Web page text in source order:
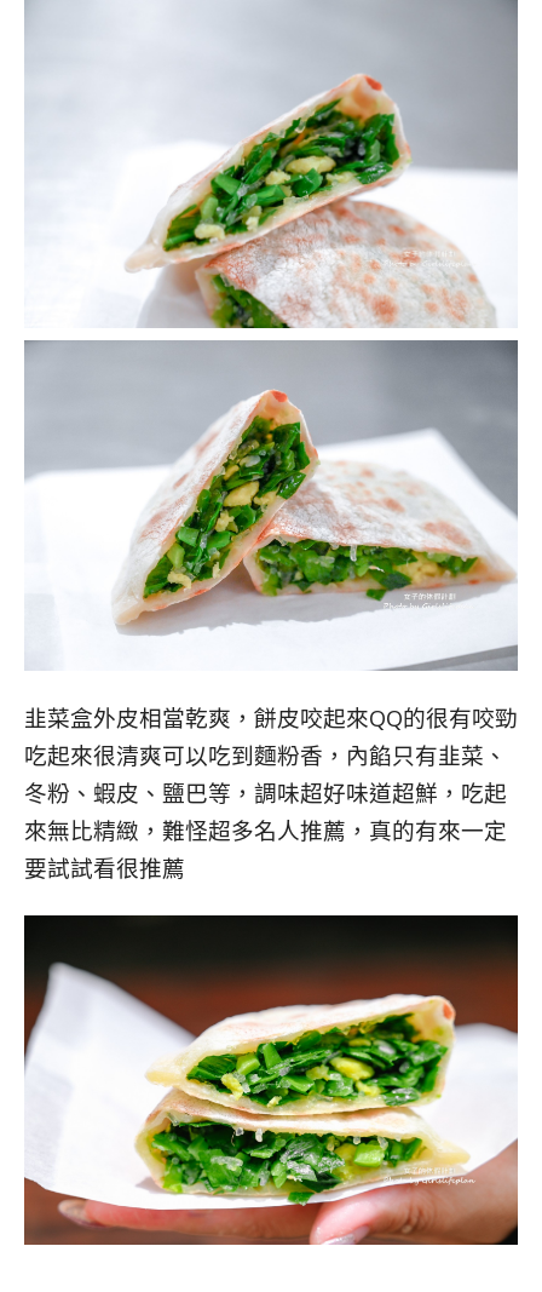
韭菜盒外皮相當乾爽，餅皮咬起來QQ的很有咬勁
吃起來很清爽可以吃到麵粉香，內餡只有韭菜、
冬粉、蝦皮、鹽巴等，調味超好味道超鮮，吃起
來無比精緻，難怪超多名人推薦，真的有來一定
要試試看很推薦